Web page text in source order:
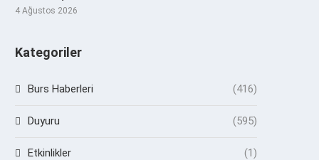
4 Ağustos 2026
Kategoriler
Burs Haberleri (416)
Duyuru (595)
Etkinlikler (1)